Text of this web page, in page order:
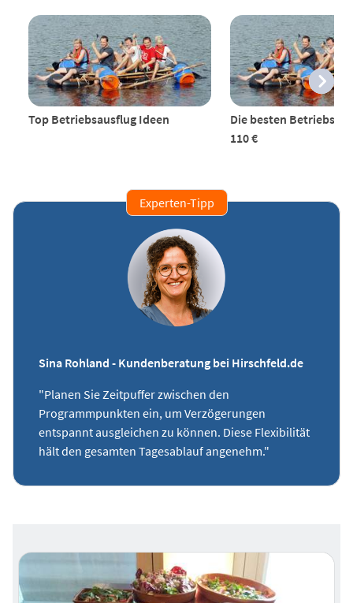
Top Betriebsausflug Ideen
Die besten
110 €
Experten-Tipp
Sina Rohland - Kundenberatung bei Hirschfeld.de
"Planen Sie Zeitpuffer zwischen den
Programmpunkten ein, um Verzögerungen
entspannt ausgleichen zu können. Diese Flexibilität
hält den gesamten Tagesablauf angenehm."